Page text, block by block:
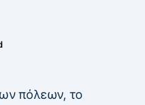
πόλεων, το